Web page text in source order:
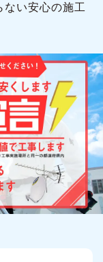
ない安心の施工